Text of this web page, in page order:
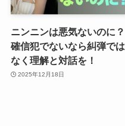
ニンニンは悪気ないのに？
確信犯でないなら糾弾では
なく理解と対話を！
2025年12月18日